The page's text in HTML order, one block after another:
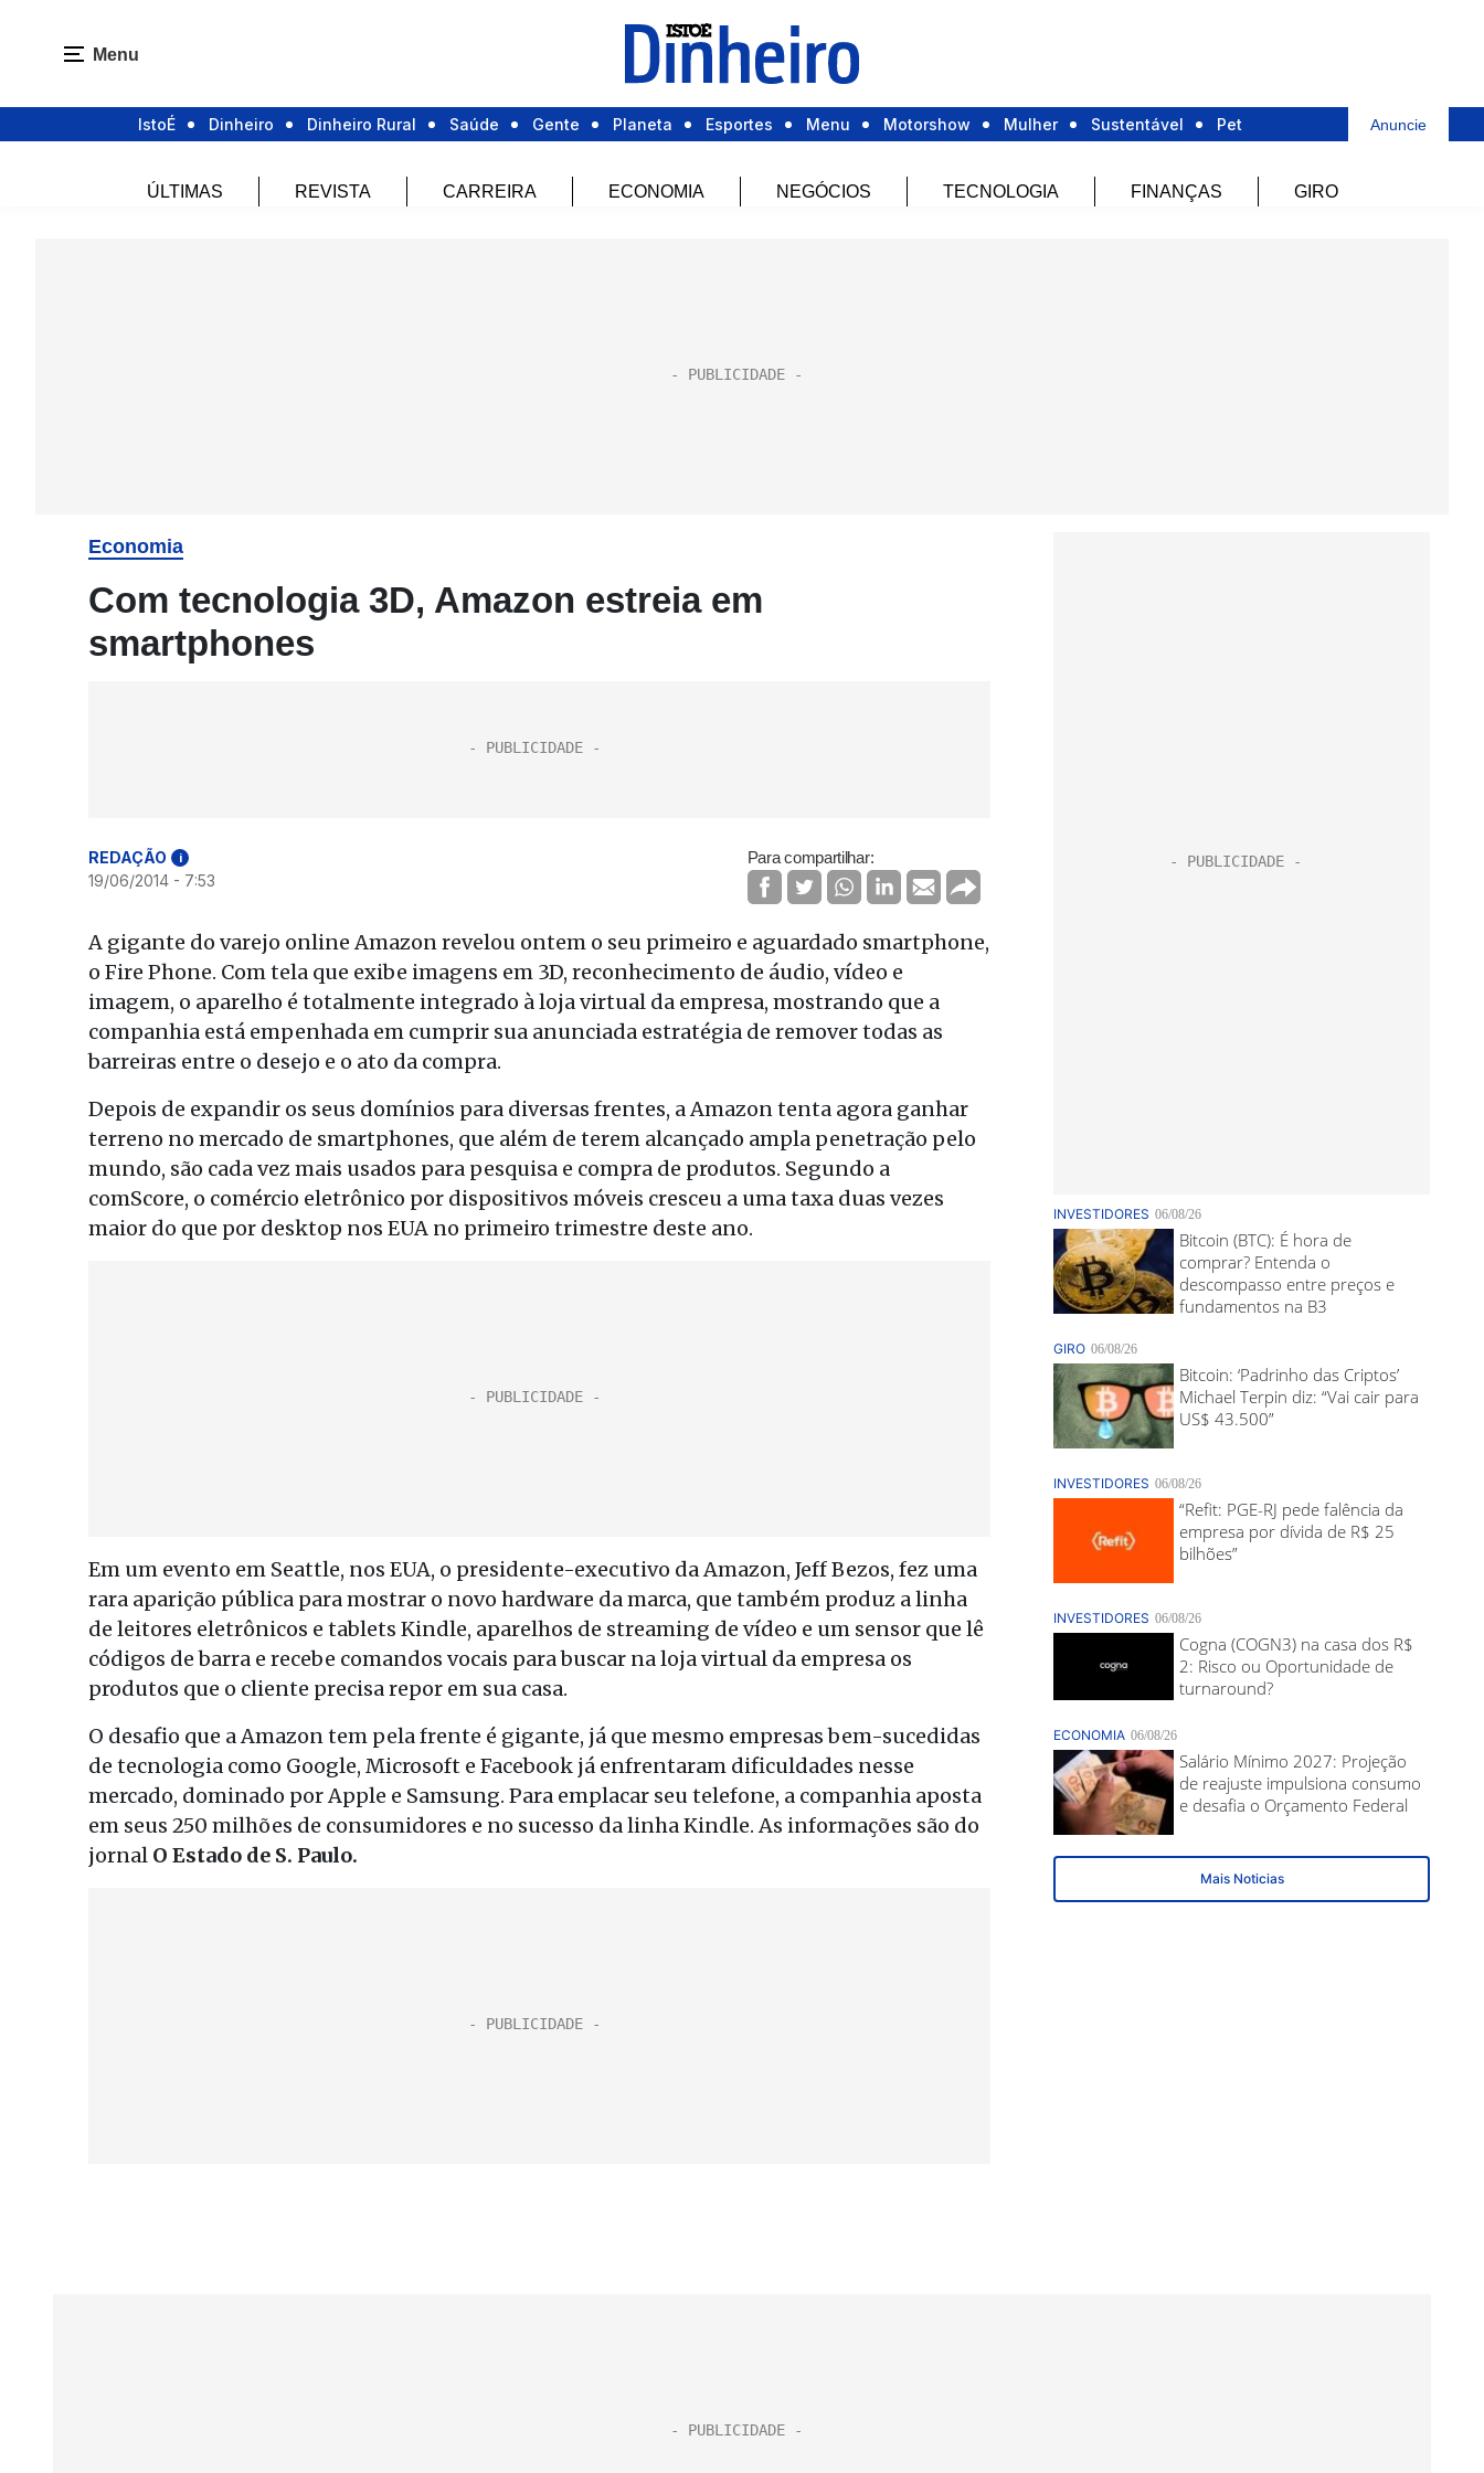
Menu
IstoÉ Dinheiro Dinheiro Rural Saúde Gente Planeta Esportes Menu Motorshow Mulher Sustentável Pet Anuncie
ÚLTIMAS REVISTA CARREIRA ECONOMIA NEGÓCIOS TECNOLOGIA FINANÇAS GIRO
Economia
Com tecnologia 3D, Amazon estreia em
smartphones
REDAÇÃO i
19/06/2014 - 7:53
Para compartilhar:
A gigante do varejo online Amazon revelou ontem o seu primeiro e aguardado smartphone,
o Fire Phone. Com tela que exibe imagens em 3D, reconhecimento de áudio, vídeo e
imagem, o aparelho é totalmente integrado à loja virtual da empresa, mostrando que a
companhia está empenhada em cumprir sua anunciada estratégia de remover todas as
barreiras entre o desejo e o ato da compra.
Depois de expandir os seus domínios para diversas frentes, a Amazon tenta agora ganhar
terreno no mercado de smartphones, que além de terem alcançado ampla penetração pelo
mundo, são cada vez mais usados para pesquisa e compra de produtos. Segundo a
comScore, o comércio eletrônico por dispositivos móveis cresceu a uma taxa duas vezes
maior do que por desktop nos EUA no primeiro trimestre deste ano.
Em um evento em Seattle, nos EUA, o presidente-executivo da Amazon, Jeff Bezos, fez uma
rara aparição pública para mostrar o novo hardware da marca, que também produz a linha
de leitores eletrônicos e tablets Kindle, aparelhos de streaming de vídeo e um sensor que lê
códigos de barra e recebe comandos vocais para buscar na loja virtual da empresa os
produtos que o cliente precisa repor em sua casa.
O desafio que a Amazon tem pela frente é gigante, já que mesmo empresas bem-sucedidas
de tecnologia como Google, Microsoft e Facebook já enfrentaram dificuldades nesse
mercado, dominado por Apple e Samsung. Para emplacar seu telefone, a companhia aposta
em seus 250 milhões de consumidores e no sucesso da linha Kindle. As informações são do
jornal O Estado de S. Paulo.